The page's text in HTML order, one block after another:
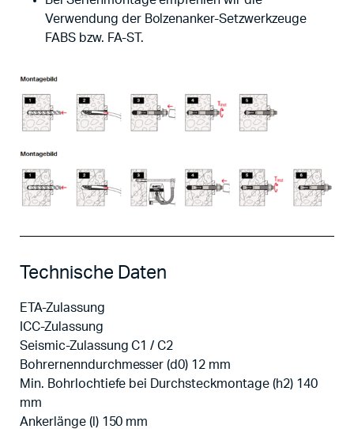
Verwendung der Bolzenanker-Setzwerkzeuge
FABS bzw. FA-ST.
Technische Daten
ETA-Zulassung
ICC-Zulassung
Seismic-Zulassung C1 / C2
Bohrernenndurchmesser (d0) 12 mm
Min. Bohrlochtiefe bei Durchsteckmontage (h2) 140
mm
Ankerlänge (l) 150 mm